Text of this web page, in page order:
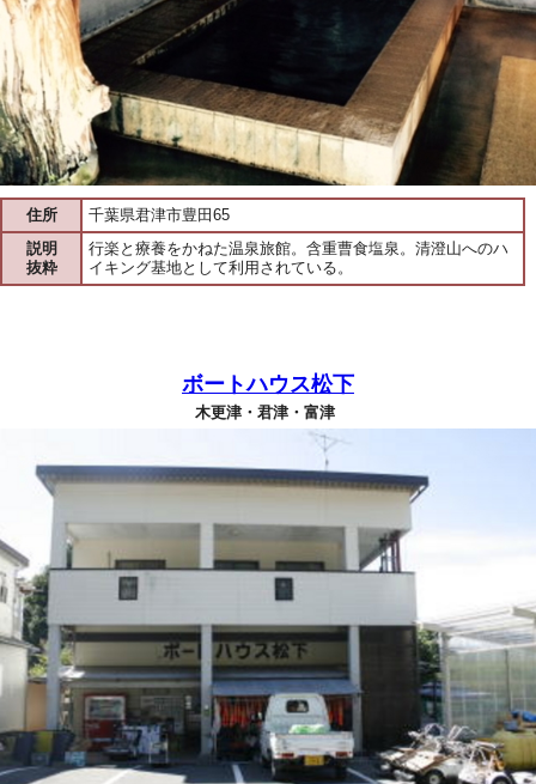
住所
千葉県君津市豊田65
説明
抜粋
行楽と療養をかねた温泉旅館。含重曹食塩泉。清澄山へのハ
イキング基地として利用されている。
ボートハウス松下
木更津・君津・富津